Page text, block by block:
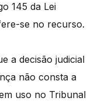
145 da Lei
se no recurso.
a decisão judicial
não consta a
uso no Tribunal